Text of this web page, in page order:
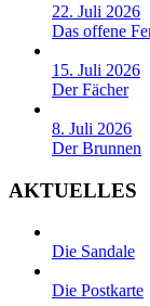
22. Juli 2026
Das offene
15. Juli 2026
Der Fächer
8. Juli 2026
Der Brunnen
AKTUELLES
Die Sandale
Die Postkarte